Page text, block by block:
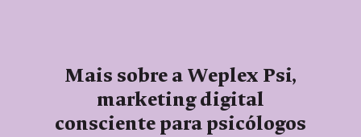
Mais sobre a Weplex Psi,
marketing digital
consciente para psicólogos